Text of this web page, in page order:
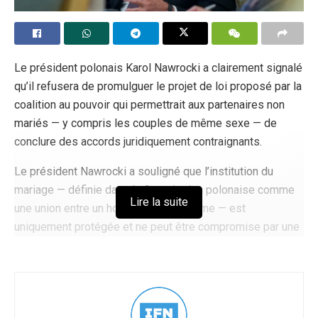
Le président polonais Karol Nawrocki a clairement signalé
qu’il refusera de promulguer le projet de loi proposé par la
coalition au pouvoir qui permettrait aux partenaires non
mariés — y compris les couples de même sexe — de
conclure des accords juridiquement contraignants.
Le président Nawrocki a souligné que l’institution du
mariage — définie dans la Constitution polonaise comme
une union entre un homme et une femme — est
uniquement protégée et ne peut être compromise par une
Le projet de loi présenté par la coalition aurait accordé
des droits aux partenaires non mariés — de même sexe et
Lire la suite